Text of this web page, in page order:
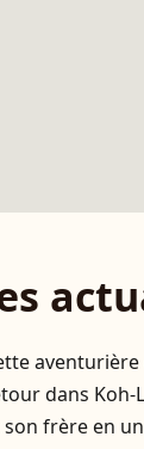
dans Koh-
son frère en